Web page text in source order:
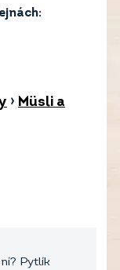
› Müsli a
Pytlík